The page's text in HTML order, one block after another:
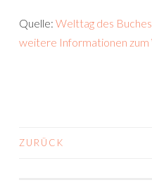
Quelle: Welttag des
weitere Informationen
BEITRAGS-
ZURÜCK